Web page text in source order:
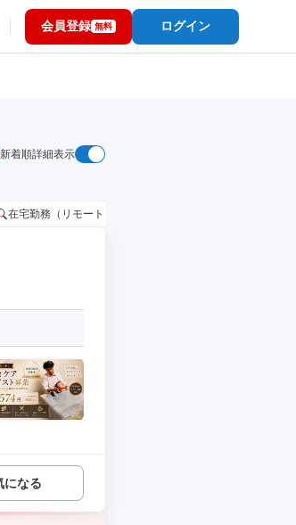
会員登録 無料 ログイン
新着順詳細表示
在宅勤務（リモートワーク）OK
になる